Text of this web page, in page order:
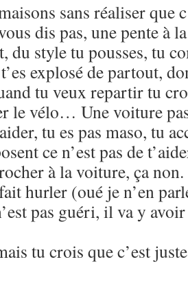
sans réaliser que
dis pas, une pente à
du style tu pousses, tu
explosé de partout,
tu veux repartir tu
le vélo… Une voiture
tu es pas maso, tu
ce n’est pas de
à la voiture, ça
hurler (oué je n’en
pas guéri, il va y
tu crois que c’est